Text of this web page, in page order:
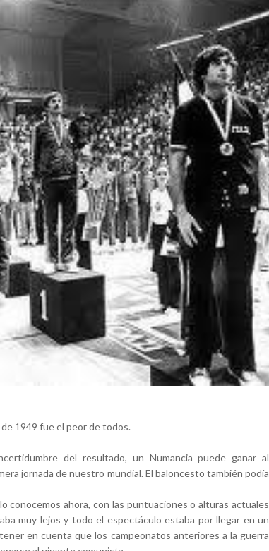
1949 fue el peor de todos.
del resultado, un Numancia puede ganar al
jornada de nuestro mundial. El baloncesto también podía
conocemos ahora, con las puntuaciones o alturas actuales
muy lejos y todo el espectáculo estaba por llegar en un
en cuenta que los campeonatos anteriores a la guerra